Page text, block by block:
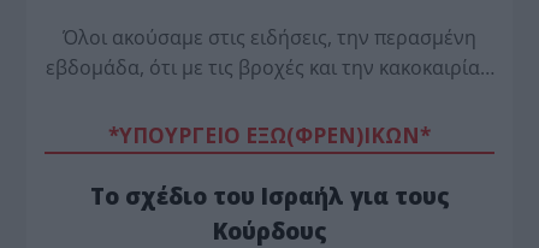
Όλοι ακούσαμε στις ειδήσεις, την περασμένη
εβδομάδα, ότι με τις βροχές και την κακοκαιρία…
*ΥΠΟΥΡΓΕΙΟ ΕΞΩ(ΦΡΕΝ)ΙΚΩΝ*
Το σχέδιο του Ισραήλ για τους
Κούρδους